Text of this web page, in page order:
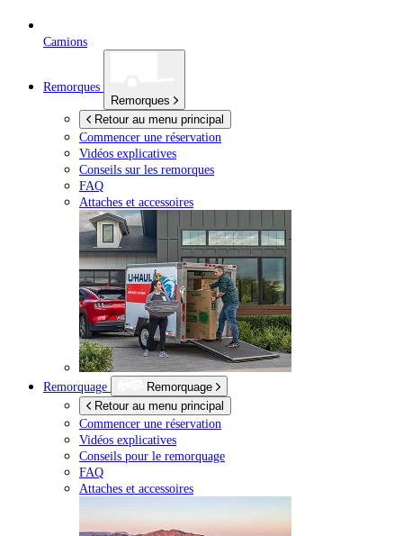
Camions
Remorques
Remorques
Retour au menu principal
Commencer une réservation
Vidéos explicatives
Conseils sur les remorques
FAQ
Attaches et accessoires
Remorquage
Remorquage
Retour au menu principal
Commencer une réservation
Vidéos explicatives
Conseils pour le remorquage
FAQ
Attaches et accessoires